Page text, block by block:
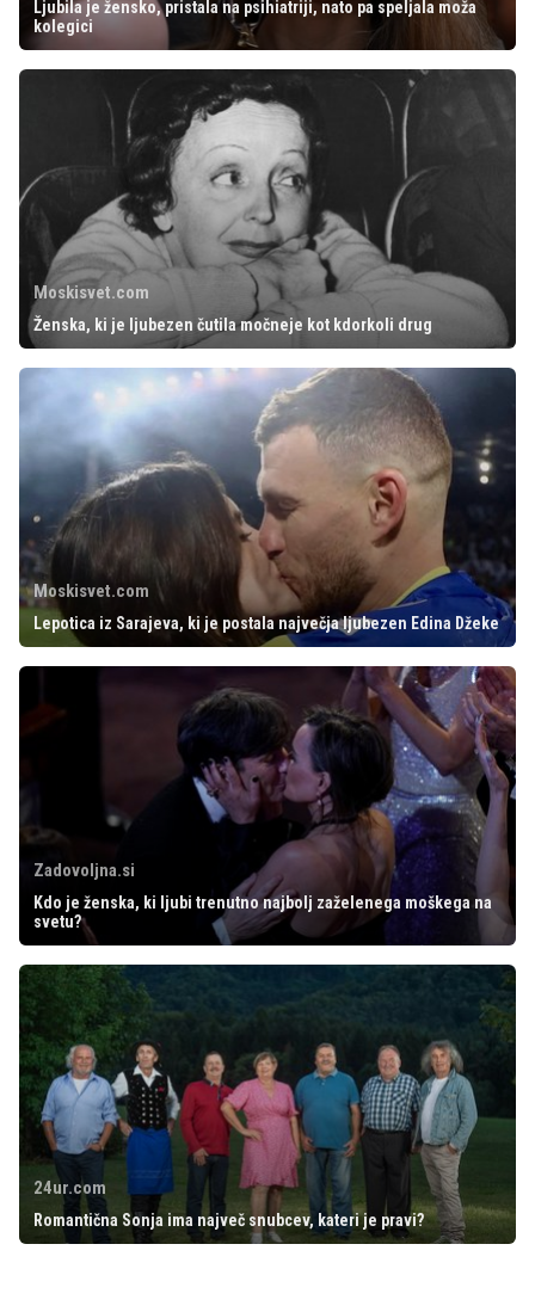
Ljubila je žensko, pristala na psihiatriji, nato pa speljala moža
kolegici
Moskisvet.com
Ženska, ki je ljubezen čutila močneje kot kdorkoli drug
Moskisvet.com
Lepotica iz Sarajeva, ki je postala največja ljubezen Edina Džeke
Zadovoljna.si
Kdo je ženska, ki ljubi trenutno najbolj zaželenega moškega na
svetu?
24ur.com
Romantična Sonja ima največ snubcev, kateri je pravi?